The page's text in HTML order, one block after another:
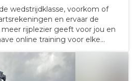
wedstrijdklasse, voorkom of
en ervaar de
rijplezier geeft voor jou en
online training voor elke
een…